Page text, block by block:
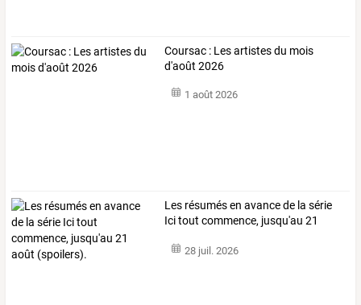
Coursac : Les artistes du mois
d'août 2026
1 août 2026
Les résumésen avancede la série
Icitout commence, jusqu'au 21
28 juil. 2026